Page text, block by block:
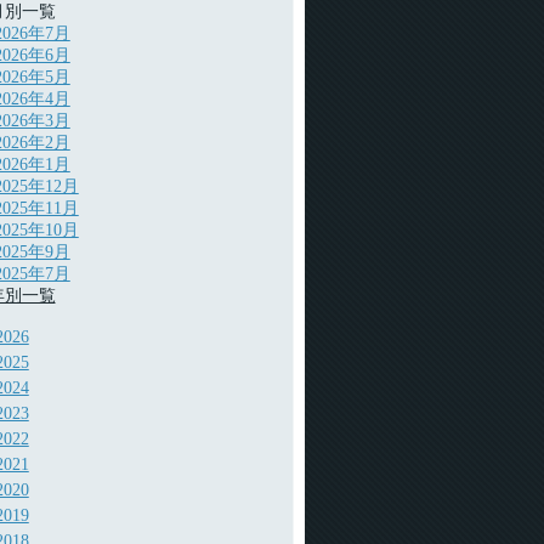
一覧
年7月
年6月
年5月
年4月
年3月
年2月
年1月
年12月
年11月
年10月
年9月
年7月
一覧